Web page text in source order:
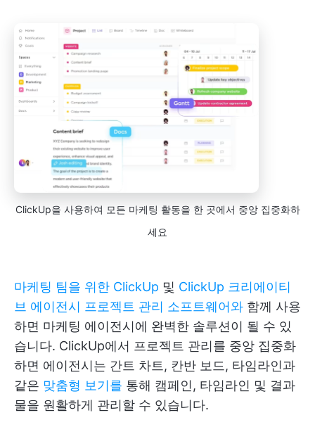
ClickUp을 사용하여 모든 마케팅 활동을 한 곳에서 중앙 집중화하
세요
마케팅 팀을 위한 ClickUp 및 ClickUp 크리에이티
브 에이전시 프로젝트 관리 소프트웨어와 함께 사용
하면 마케팅 에이전시에 완벽한 솔루션이 될 수 있
습니다. ClickUp에서 프로젝트 관리를 중앙 집중화
하면 에이전시는 간트 차트, 칸반 보드, 타임라인과
같은 맞춤형 보기를 통해 캠페인, 타임라인 및 결과
물을 원활하게 관리할 수 있습니다.